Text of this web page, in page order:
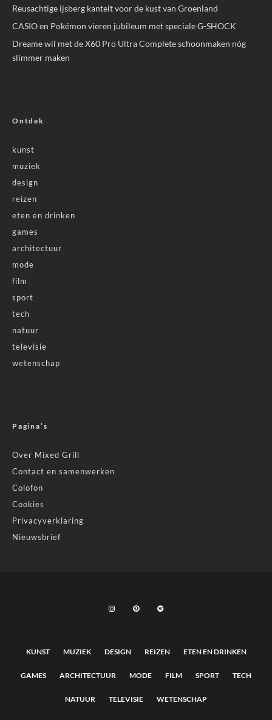
Reusachtige ijsberg kantelt voor de kust van Groenland
CASIO en Pokémon vieren jubileum met speciale G-SHOCK
Dreame wil met de X60 Pro Ultra Complete schoonmaken nóg
slimmer maken
Ontdek
kunst
muziek
design
reizen
eten en drinken
games
architectuur
mode
film
sport
tech
natuur
televisie
wetenschap
Pagina’s
Over Mixed Grill
Contact en samenwerken
Colofon
Cookies
Privacyverklaring
Nieuwsbrief
KUNST MUZIEK DESIGN REIZEN ETEN EN DRINKEN
GAMES ARCHITECTUUR MODE FILM SPORT TECH
NATUUR TELEVISIE WETENSCHAP